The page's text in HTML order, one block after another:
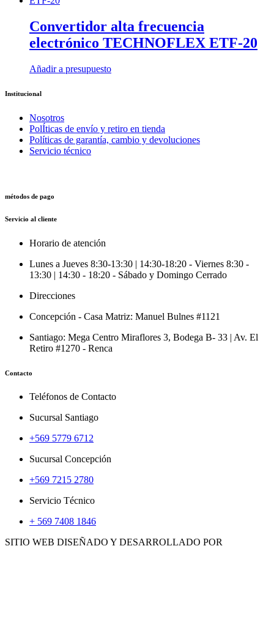
Convertidor alta frecuencia
electrónico TECHNOFLEX ETF-20
Añadir a presupuesto
Institucional
Nosotros
PolÍticas de envío y retiro en tienda
Políticas de garantía, cambio y devoluciones
Servicio técnico
métodos de pago
Servicio al cliente
Horario de atención
Lunes a Jueves 8:30-13:30 | 14:30-18:20 - Viernes 8:30 -
13:30 | 14:30 - 18:20 - Sábado y Domingo Cerrado
Direcciones
Concepción - Casa Matriz: Manuel Bulnes #1121
Santiago: Mega Centro Miraflores 3, Bodega B- 33 | Av. El
Retiro #1270 - Renca
Contacto
Teléfonos de Contacto
Sucursal Santiago
+569 5779 6712
Sucursal Concepción
+569 7215 2780
Servicio Técnico
+ 569 7408 1846
SITIO WEB DISEÑADO Y DESARROLLADO POR